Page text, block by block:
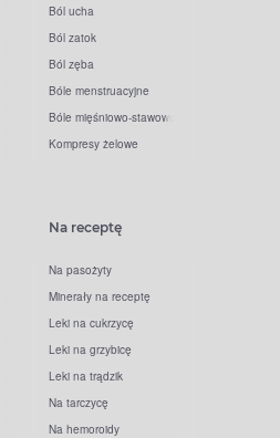
Ból ucha
Ból zatok
Ból zęba
Bóle menstruacyjne
Bóle mięśniowo-stawowe
Kompresy żelowe
Na receptę
Na pasożyty
Minerały na receptę
Leki na cukrzycę
Leki na grzybicę
Leki na trądzik
Na tarczycę
Na hemoroidy